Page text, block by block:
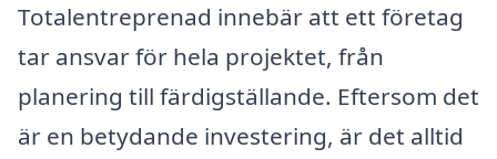
Totalentreprenad innebär att ett företag
tar ansvar för hela projektet, från
planering till färdigställande. Eftersom det
är en betydande investering, är det alltid